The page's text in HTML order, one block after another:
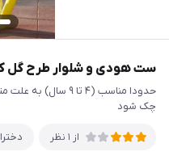
ست هودی و شلوار طرح گل کد
حدودا مناسب (۴ تا
چک شود
از 1 نظر